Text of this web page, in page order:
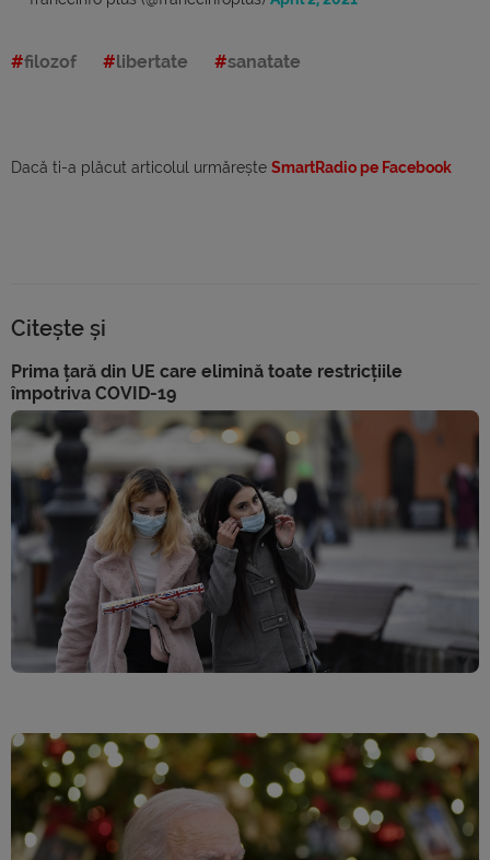
filozof libertate sanatate
Dacă ti-a plăcut articolul urmărește SmartRadio pe Facebook
Citește și
Prima țară din UE care elimină toate restricțiile
împotriva COVID-19